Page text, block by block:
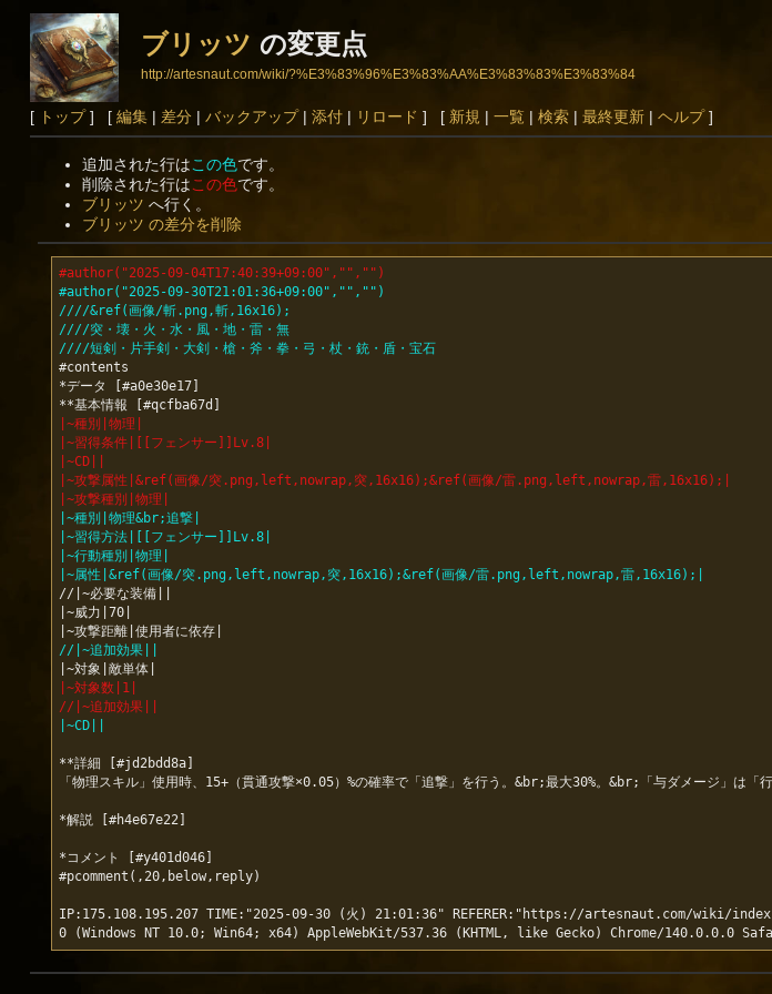
ブリッツ の変更点
http://artesnaut.com/wiki/?%E3%83%96%E3%83%AA%E3%83%83%E3%83%84
[ トップ] [ 編集| 差分| バックアップ| 添付| リロード ] [ 新規 | 一覧 | 検索| 最終更新| ヘルプ]
追加された行はこの色です。
削除された行はこの色です。
ブリッツ へ行く。
ブリッツ の差分を削除
#author("2025-09-04T17:40:39+09:00","","")
#author("2025-09-30T21:01:36+09:00","","")
////&ref(画像/斬.png,斬,16x16);
////突・壊・火・水・風・地・雷・無
////短剣・片手剣・大剣・槍・斧・拳・弓・杖・銃・盾・宝石
#contents
*データ [#a0e30e17]
|~種別|物理|
|~習得条件|[[フェンサー]]Lv.8|
|~CD||
|~攻撃属性|&ref(画像/突.png,left,nowrap,突,16x16);&ref(画像/雷.png,left,nowrap,雷,16x16);|
|~攻撃種別|物理|
|~種別|物理&br;追撃|
|~習得方法|[[フェンサー]]Lv.8|
|~行動種別|物理|
|~属性|&ref(画像/突.png,left,nowrap,突,16x16);&ref(画像/雷.png,left,nowrap,雷,16x16);|
//|~必要な装備||
|~威力|70|
//|~追加効果||
|~対象数|1|
//|~追加効果||
|~CD||
**詳細 [#jd2bdd8a]
「物理スキル」使用時、15+（貫通攻撃×0.05）%の確率で「追撃」を行う。&br;最大30%。&br;「与ダメージ」は「行
*解説 [#h4e67e22]
*コメント [#y401d046]
#pcomment(,20,below,reply)
IP:175.108.195.207 TIME:"2025-09-30 (火) 21:01:36" REFERER:"https://artesnaut.com/wiki/